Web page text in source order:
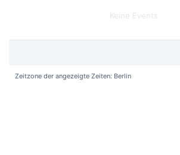
Keine Events
Zeitzone der angezeigte Zeiten: Berlin